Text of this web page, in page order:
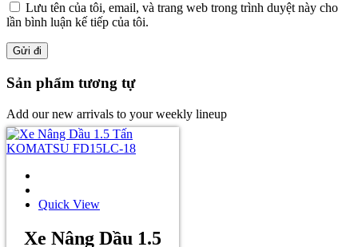
Lưu tên của tôi, email, và trang web trong trình duyệt này cho
lần bình luận kế tiếp của tôi.
Sản phẩm tương tự
Add our new arrivals to your weekly lineup
Quick View
Xe Nâng Dầu 1.5